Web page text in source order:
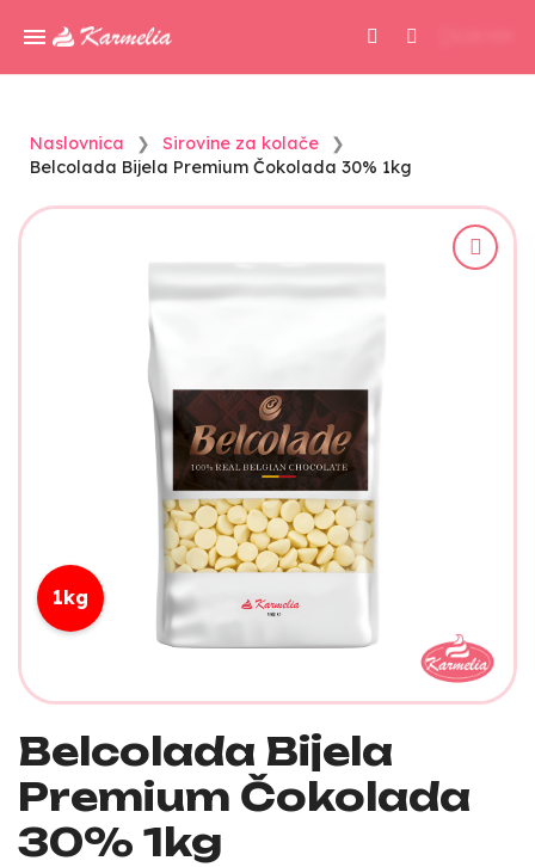
Naslovnica
Sirovine za kolače
Belcolada Bijela Premium Čokolada 30% 1kg
1kg
Belcolada Bijela
Premium Čokolada
30% 1kg